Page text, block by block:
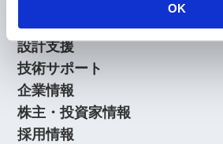
OK
アプリケーションガイド
設計支援
技術サポート
企業情報
株主・投資家情報
採用情報